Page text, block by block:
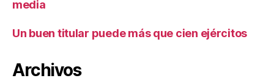
media
Un buen titular puede más que cien ejércitos
Archivos